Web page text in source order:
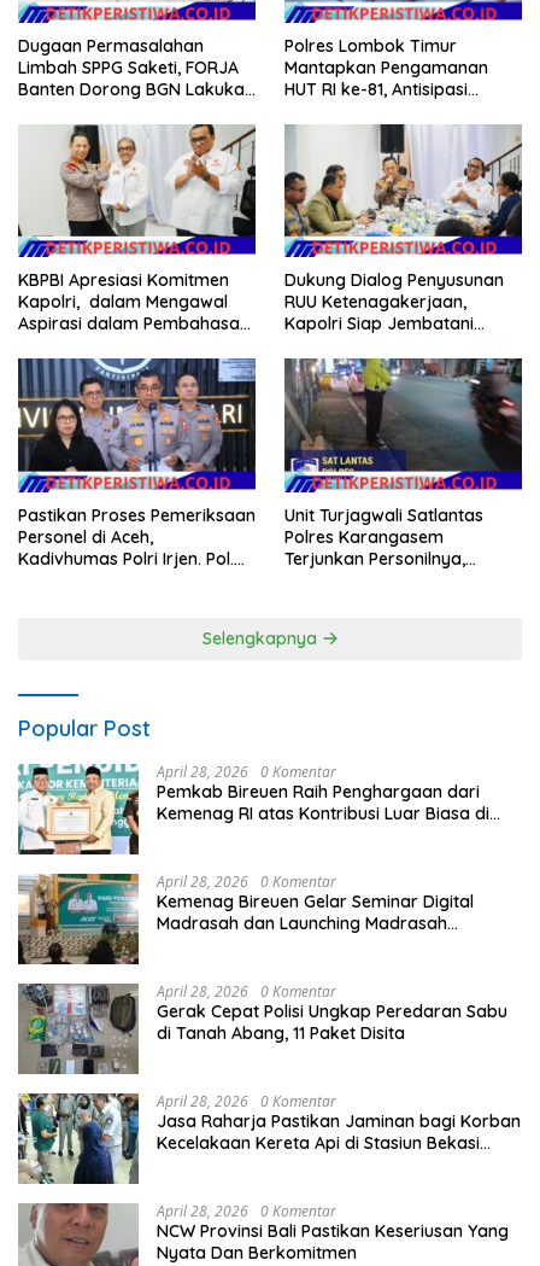
Dugaan Permasalahan
Limbah SPPG Saketi, FORJA
Banten Dorong BGN Lakukan
Polres Lombok Timur
Mantapkan Pengamanan
HUT RI ke-81, Antisipasi
Agenda Kapolri
KBPBI Apresiasi Komitmen
Kapolri, dalam Mengawal
Aspirasi dalam Pembahasan
Dukung Dialog Penyusunan
RUU Ketenagakerjaan,
Kapolri Siap Jembatani
Pastikan Proses Pemeriksaan
Personel di Aceh,
Kadivhumas Polri Irjen. Pol.
Unit Turjagwali Satlantas
Polres Karangasem
Terjunkan Personilnya,
Selengkapnya
Popular Post
April 28, 2026 0 Komentar
Pemkab Bireuen Raih Penghargaan dari
Kemenag RI atas Kontribusi Luar Biasa di
April 28, 2026 0 Komentar
Kemenag Bireuen Gelar Seminar Digital
Madrasah dan Launching Madrasah
April 28, 2026 0 Komentar
Gerak Cepat Polisi Ungkap Peredaran Sabu
di Tanah Abang, 11 Paket Disita
April 28, 2026 0 Komentar
Jasa Raharja Pastikan Jaminan bagi Korban
Kecelakaan Kereta Api di Stasiun Bekasi
April 28, 2026 0 Komentar
NCW Provinsi Bali Pastikan Keseriusan Yang
Nyata Dan Berkomitmen